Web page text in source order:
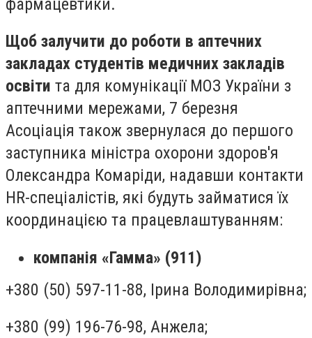
Щоб залучити до роботи в аптечних
закладах студентів медичних закладів
освіти та для комунікації МОЗ України з
аптечними мережами, 7 березня
Асоціація також звернулася до першого
заступника міністра охорони здоров'я
Олександра Комаріди, надавши контакти
HR-спеціалістів, які будуть займатися їх
координацією та працевлаштуванням:
компанія «Гамма» (911)
+380 (50) 597-11-88, Ірина Володимирівна;
+380 (99) 196-76-98, Анжела;